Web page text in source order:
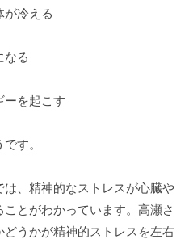
が冷える
なる
ーを起こす
す。
、精神的なストレスが心臓や
とがわかっています。高瀬さ
うかが精神的ストレスを左右